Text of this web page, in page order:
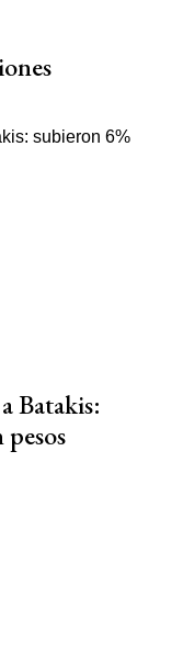
Batakis: